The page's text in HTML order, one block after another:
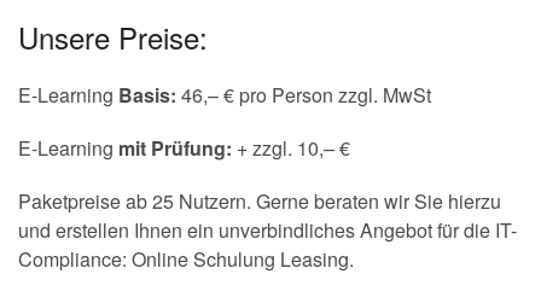
Unsere Preise:
E-Learning Basis: 46,– € pro Person zzgl. MwSt
E-Learning mit Prüfung: + zzgl. 10,– €
Paketpreise ab 25 Nutzern. Gerne beraten wir Sie hierzu
und erstellen Ihnen ein unverbindliches Angebot für die IT-
Compliance: Online Schulung Leasing.